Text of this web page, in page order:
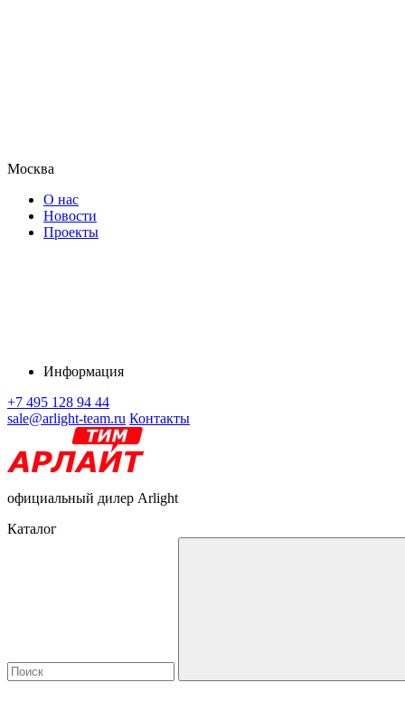
Москва
О нас
Новости
Проекты
Информация
+7 495 128 94 44
sale@arlight-team.ru Контакты
официальный дилер Arlight
Каталог